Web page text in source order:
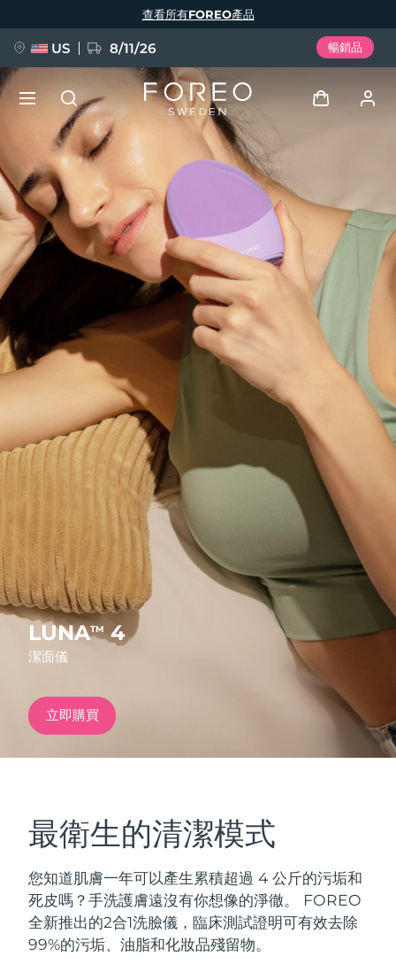
LUNATM4
潔面儀
立即購買
最衛生的清潔模式
您知道肌膚一年可以產生累積超過 4 公斤的污垢和
死皮嗎？手洗護膚遠沒有你想像的淨徹。 FOREO
全新推出的2合1洗臉儀，臨床測試證明可有效去除
99%的污垢、油脂和化妝品殘留物。
查看所有FOREO產品
US 8/11/26 暢銷品
用戶信息
我的設備
我的訂單
我的地址
我的訂閱
新品
FAQ™ Pure Beauty-Tech Elixir
BREAKING NEWS
issa™ Teeth Whitening Set
FAQ™ Dual LED Panel
熱門產品
特別優惠
紅光療法
面部清潔
LUNA™ 4 套裝
Anti-aging massage
緊致提拉
BEAR™ 2 套裝
Microcurrent toning
語言
English Deutsch
Español
Français
Italiano
Português
Svenska
Русский
Türkçe
简体中文 繁體中文
發貨國家
美國 11/08/2026
英國 預計送達日期 10/08/2026
西班牙 10/08/2026
澳洲 預計送達日期13/08/2026
法國 預計送達日期 10/08/2026
德國 預計送達日期10/08/2026
加拿大 14/08/2026
奧地利 預計送達日期
比利時 預計送達日期 10/08/2026
百慕達 預計送達日期